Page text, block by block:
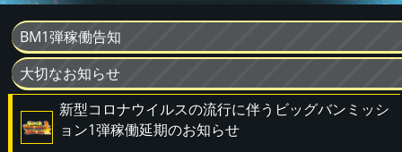
BM1弾稼働告知
大切なお知らせ
新型コロナウイルスの流行に伴うビッグバンミッシ
ョン1弾稼働延期のお知らせ